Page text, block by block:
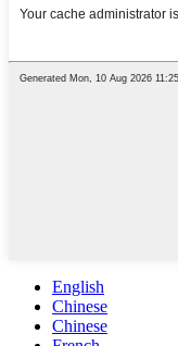
English
Chinese
Chinese